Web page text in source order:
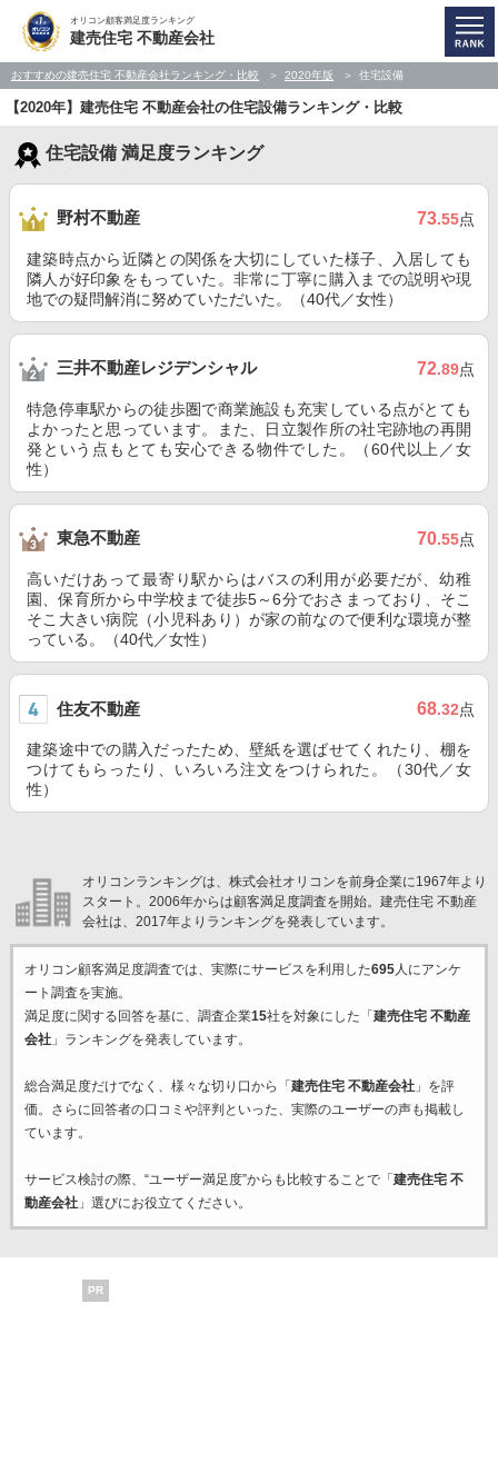
オリコン顧客満足度ランキング
建売住宅 不動産会社
おすすめの建売住宅 不動産会社ランキング・比較 2020年版 住宅設備
【2020年】建売住宅 不動産会社の住宅設備ランキング・比較
住宅設備 満足度ランキング
野村不動産 73.55点
建築時点から近隣との関係を大切にしていた様子、入居しても
隣人が好印象をもっていた。非常に丁寧に購入までの説明や現
地での疑問解消に努めていただいた。（40代／女性）
三井不動産レジデンシャル 72.89点
特急停車駅からの徒歩圏で商業施設も充実している点がとても
よかったと思っています。また、日立製作所の社宅跡地の再開
発という点もとても安心できる物件でした。（60代以上／女
性）
東急不動産 70.55点
高いだけあって最寄り駅からはバスの利用が必要だが、幼稚
園、保育所から中学校まで徒歩5～6分でおさまっており、そこ
そこ大きい病院（小児科あり）が家の前なので便利な環境が整
っている。（40代／女性）
住友不動産 68.32点
建築途中での購入だったため、壁紙を選ばせてくれたり、棚を
つけてもらったり、いろいろ注文をつけられた。（30代／女
性）
オリコンランキングは、株式会社オリコンを前身企業に1967年より
スタート。2006年からは顧客満足度調査を開始。建売住宅 不動産
会社は、2017年よりランキングを発表しています。
オリコン顧客満足度調査では、実際にサービスを利用した695人にアンケ
ート調査を実施。
満足度に関する回答を基に、調査企業15社を対象にした「 建売住宅 不動産
会社」ランキングを発表しています。
総合満足度だけでなく、様々な切り口から「 建売住宅 不動産会社」を評
価。さらに回答者の口コミや評判といった、実際のユーザーの声も掲載し
ています。
サービス検討の際、“ユーザー満足度”からも比較することで「 建売住宅 不
動産会社」選びにお役立てください。
PR